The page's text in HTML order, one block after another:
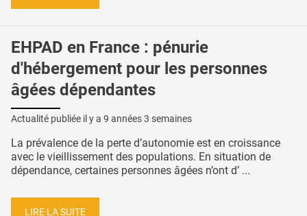
EHPAD en France : pénurie
d'hébergement pour les personnes
âgées dépendantes
Actualité publiée il y a 9 années 3 semaines
La prévalence de la perte d’autonomie est en croissance
avec le vieillissement des populations. En situation de
dépendance, certaines personnes âgées n’ont d’ ...
LIRE LA SUITE